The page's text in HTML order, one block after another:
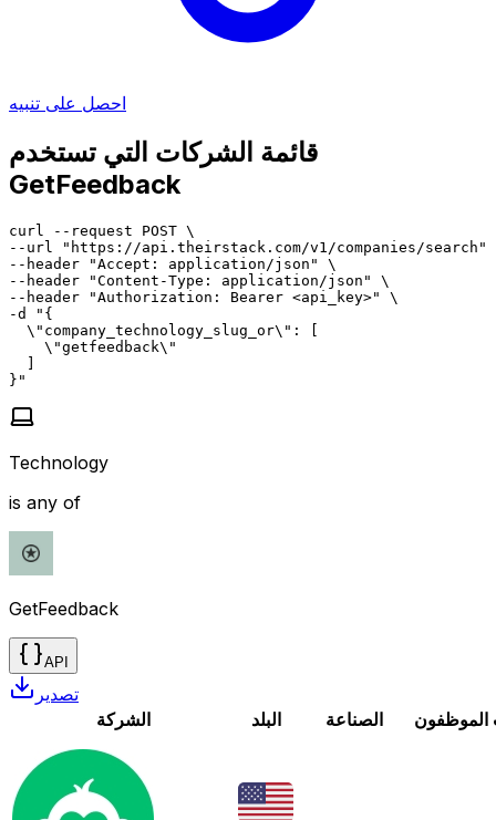
احصل على تنبيه
قائمة الشركات التي تستخدم
GetFeedback
curl --request POST \
--url "https://api.theirstack.com/v1/companies/search"
--header "Accept: application/json" \
--header "Content-Type: application/json" \
--header "Authorization: Bearer <api_key>" \
-d "{
  \"company_technology_slug_or\": [
    \"getfeedback\"
  ]
}"
Technology
is any of
GetFeedback
API
تصدير
الشركة
البلد الصناعة الموظفون